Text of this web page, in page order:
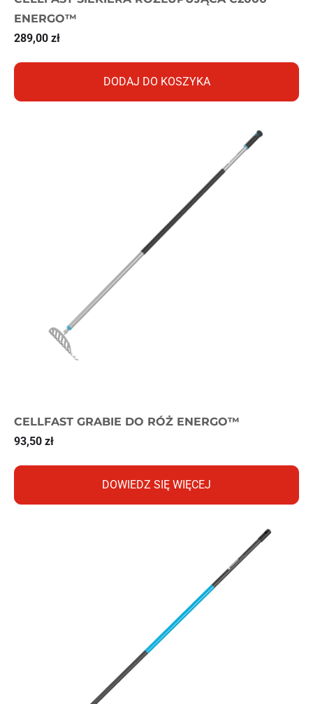
ENERGO™
289,00 zł
DODAJ DO KOSZYKA
CELLFAST GRABIE DO RÓŻ ENERGO™
93,50 zł
DOWIEDZ SIĘ WIĘCEJ